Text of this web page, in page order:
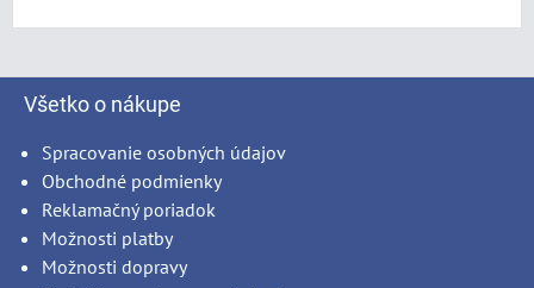
Všetko o nákupe
Spracovanie osobných údajov
Obchodné podmienky
Reklamačný poriadok
Možnosti platby
Možnosti dopravy